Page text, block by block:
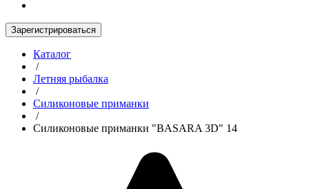
Зарегистрироваться
Каталог
/
Летняя рыбалка
/
Силиконовые приманки
/
Силиконовые приманки "BASARA 3D" 14